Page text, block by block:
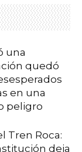
una
quedó
en una
peligro
Tren Roca:
deja